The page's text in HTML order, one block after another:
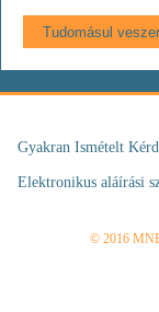
Gyakran Ismételt
Elektronikus aláírási
© 2016